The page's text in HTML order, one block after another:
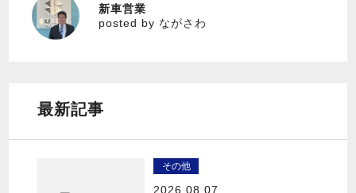
ながさわ
新車営業
posted by ながさわ
最新記事
その他
2026.08.07